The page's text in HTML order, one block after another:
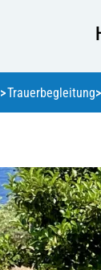
Trauerbegleitung